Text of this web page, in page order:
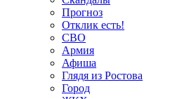
Прогноз
Отклик есть!
СВО
Армия
Афиша
Глядя из Ростова
Город